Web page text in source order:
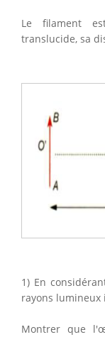
Le filament
translucide, sa
1) En
rayons lumineux
Montrer que